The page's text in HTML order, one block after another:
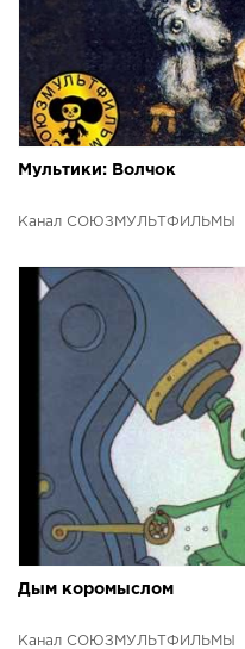
Мультики: Волчок
Канал СОЮЗМУЛЬТФИЛЬМЫ
Дым коромыслом
Канал СОЮЗМУЛЬТФИЛЬМЫ